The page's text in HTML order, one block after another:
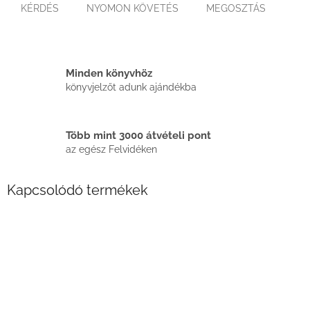
KÉRDÉS NYOMON KÖVETÉS MEGOSZTÁS
Minden könyvhöz
könyvjelzőt adunk ajándékba
Több mint 3000 átvételi pont
az egész Felvidéken
Kapcsolódó termékek